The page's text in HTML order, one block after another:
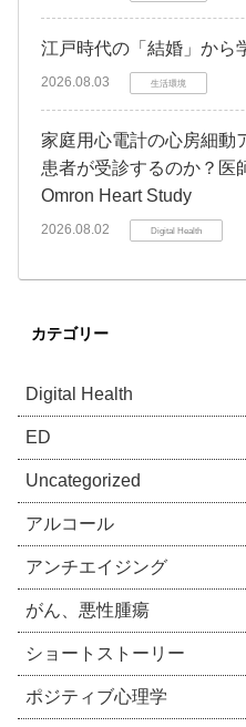
江戸時代の「結婚」から
2026.08.03 生活環境
家庭用心電計の心房細動
患者が受診するのか？医
Omron Heart Study
2026.08.02 Digital Health
カテゴリー
Digital Health
ED
Uncategorized
アルコール
アンチエイジング
がん、悪性腫瘍
ショートストーリー
ポジティブ心理学